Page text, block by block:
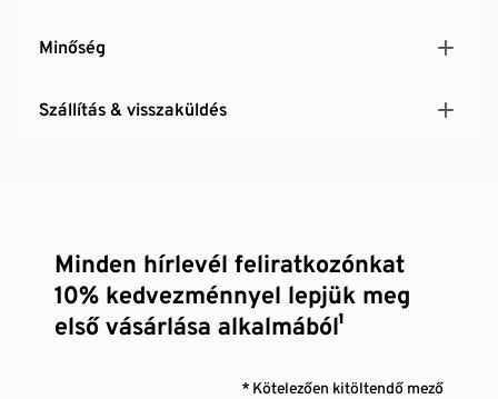
Minőség
Szállítás & visszaküldés
Minden hírlevél feliratkozónkat
10% kedvezménnyel lepjük meg
első vásárlása alkalmából¹
* Kötelezően kitöltendő mező